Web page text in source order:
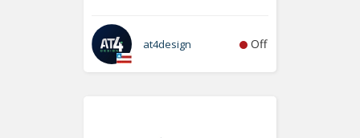
at4design Off